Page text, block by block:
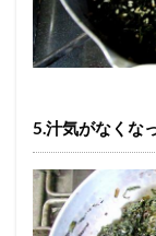
5.汁気がなくな